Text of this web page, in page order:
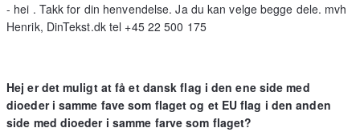
- hei . Takk for din henvendelse. Ja du kan velge begge dele. mvh
Henrik, DinTekst.dk tel +45 22 500 175
Hej er det muligt at få et dansk flag i den ene side med
dioeder i samme fave som flaget og et EU flag i den anden
side med dioeder i samme farve som flaget?